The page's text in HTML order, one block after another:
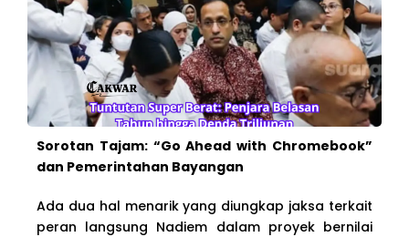
Sorotan Tajam: “Go Ahead with Chromebook”
dan Pemerintahan Bayangan
Ada dua hal menarik yang diungkap jaksa terkait
peran langsung Nadiem dalam proyek bernilai